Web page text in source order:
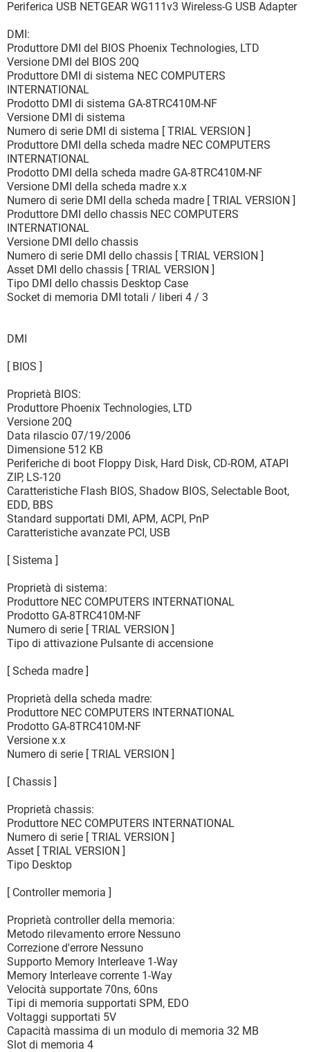
Periferica USB NETGEAR WG111v3 Wireless-G USB Adapter
DMI:
Produttore DMI del BIOS Phoenix Technologies, LTD
Versione DMI del BIOS 20Q
Produttore DMI di sistema NEC COMPUTERS
INTERNATIONAL
Prodotto DMI di sistema GA-8TRC410M-NF
Versione DMI di sistema
Numero di serie DMI di sistema [ TRIAL VERSION ]
Produttore DMI della scheda madre NEC COMPUTERS
INTERNATIONAL
Prodotto DMI della scheda madre GA-8TRC410M-NF
Versione DMI della scheda madre x.x
Numero di serie DMI della scheda madre [ TRIAL VERSION ]
Produttore DMI dello chassis NEC COMPUTERS
INTERNATIONAL
Versione DMI dello chassis
Numero di serie DMI dello chassis [ TRIAL VERSION ]
Asset DMI dello chassis [ TRIAL VERSION ]
Tipo DMI dello chassis Desktop Case
Socket di memoria DMI totali / liberi 4 / 3
DMI
[ BIOS ]
Proprietà BIOS:
Produttore Phoenix Technologies, LTD
Versione 20Q
Data rilascio 07/19/2006
Dimensione 512 KB
Periferiche di boot Floppy Disk, Hard Disk, CD-ROM, ATAPI
ZIP, LS-120
Caratteristiche Flash BIOS, Shadow BIOS, Selectable Boot,
EDD, BBS
Standard supportati DMI, APM, ACPI, PnP
Caratteristiche avanzate PCI, USB
[ Sistema ]
Proprietà di sistema:
Produttore NEC COMPUTERS INTERNATIONAL
Prodotto GA-8TRC410M-NF
Numero di serie [ TRIAL VERSION ]
Tipo di attivazione Pulsante di accensione
[ Scheda madre ]
Proprietà della scheda madre:
Produttore NEC COMPUTERS INTERNATIONAL
Prodotto GA-8TRC410M-NF
Versione x.x
Numero di serie [ TRIAL VERSION ]
[ Chassis ]
Proprietà chassis:
Produttore NEC COMPUTERS INTERNATIONAL
Numero di serie [ TRIAL VERSION ]
Asset [ TRIAL VERSION ]
Tipo Desktop
[ Controller memoria ]
Proprietà controller della memoria:
Metodo rilevamento errore Nessuno
Correzione d'errore Nessuno
Supporto Memory Interleave 1-Way
Memory Interleave corrente 1-Way
Velocità supportate 70ns, 60ns
Tipi di memoria supportati SPM, EDO
Voltaggi supportati 5V
Capacità massima di un modulo di memoria 32 MB
Slot di memoria 4